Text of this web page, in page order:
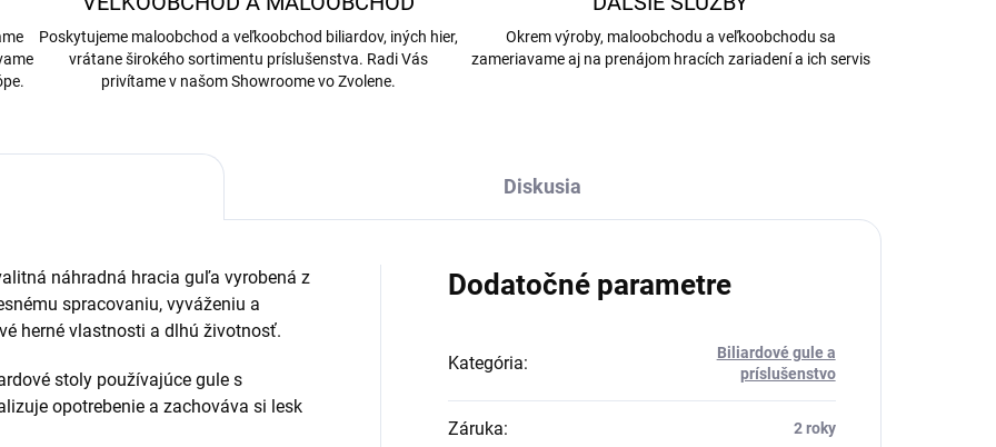
Poskytujeme maloobchod a veľkoobchod biliardov, iných hier,
vrátane širokého sortimentu príslušenstva. Radi Vás
privítame v našom Showroome vo Zvolene.
Okrem výroby, maloobchodu a veľkoobchodu sa
zameriavame aj na prenájom hracích zariadení a ich servis
Diskusia
náhradná hracia guľa vyrobená z
spracovaniu, vyváženiu a
herné vlastnosti a dlhú životnosť.
stoly používajúce gule s
opotrebenie a zachováva si lesk
Dodatočné parametre
Kategória:
Biliardové gule a
príslušenstvo
Záruka: 2 roky